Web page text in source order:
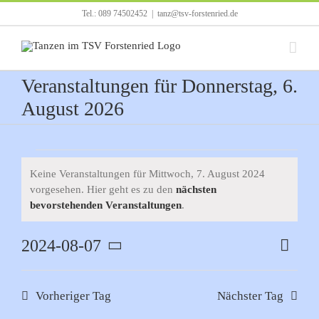
Inhalt
springen
Tel.: 089 74502452 tanz@tsv-forstenried.de
Veranstaltungen für Donnerstag, 6.
August 2026
Veranstaltungen
für
Mittwoch,
7.
August
Hinweis
Keine Veranstaltungen für Mittwoch, 7. August 2024
vorgesehen. Hier geht es zu den nächsten
bevorstehenden Veranstaltungen.
Tag
2024-08-07
Datum
Vorheriger Tag Nächster Tag